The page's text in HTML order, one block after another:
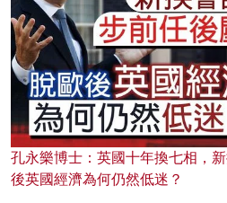
孔永樂博士：英國十年換七相，
後英國經濟為何仍然低迷？